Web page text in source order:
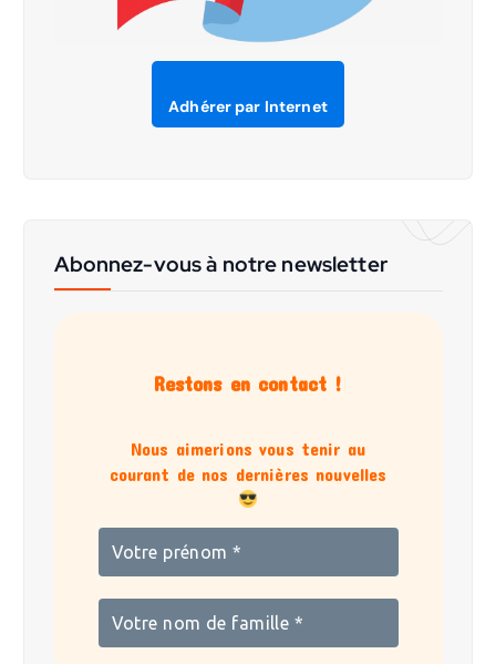
Adhérer par Internet
Abonnez-vous à notre newsletter
Restons en contact !
Nous aimerions vous tenir au
courant de nos dernières nouvelles